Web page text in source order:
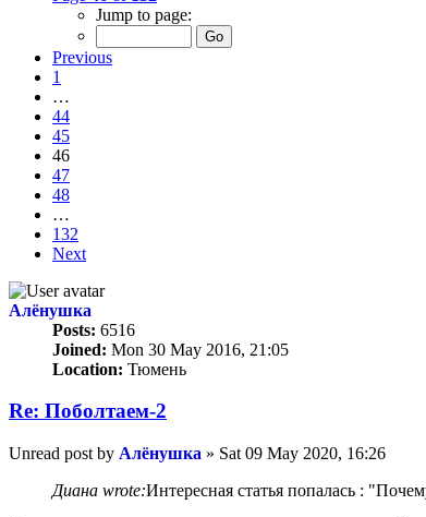
Jump to page:
Previous
1
…
44
45
46
47
48
…
132
Next
Алёнушка
Posts: 6516
Joined: Mon 30 May 2016, 21:05
Location: Тюмень
Re: Поболтаем-2
Unread post by Алёнушка » Sat 09 May 2020, 16:26
Диана wrote:Интересная статья попалась :